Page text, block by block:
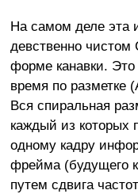
На самом деле эта
девственно чистом
форме канавки. Это
время по разметке
Вся спиральная
каждый из которых
одному кадру
фрейма (будущего
путем сдвига